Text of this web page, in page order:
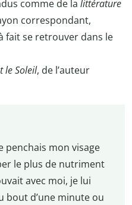
comme de la littérature
correspondant,
fait se retrouver dans le
le Soleil, de l’auteur
penchais mon visage
le plus de nutriment
avec moi, je lui
bout d’une minute ou